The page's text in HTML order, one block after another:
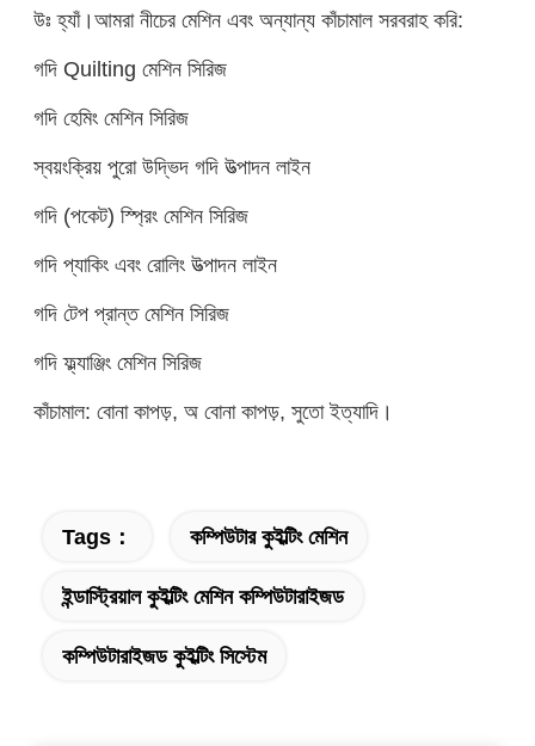
উঃ হ্যাঁ।আমরা নীচের মেশিন এবং অন্যান্য কাঁচামাল সরবরাহ করি:
গদি Quilting মেশিন সিরিজ
গদি হেমিং মেশিন সিরিজ
স্বয়ংক্রিয় পুরো উদ্ভিদ গদি উত্পাদন লাইন
গদি (পকেট) স্প্রিং মেশিন সিরিজ
গদি প্যাকিং এবং রোলিং উত্পাদন লাইন
গদি টেপ প্রান্ত মেশিন সিরিজ
গদি ফ্ল্যাঞ্জিং মেশিন সিরিজ
কাঁচামাল: বোনা কাপড়, অ বোনা কাপড়, সুতো ইত্যাদি।
Tags： কম্পিউটার কুইল্টিং মেশিন
ইন্ডাস্ট্রিয়াল কুইল্টিং মেশিন কম্পিউটারাইজড
কম্পিউটারাইজড কুইল্টিং সিস্টেম